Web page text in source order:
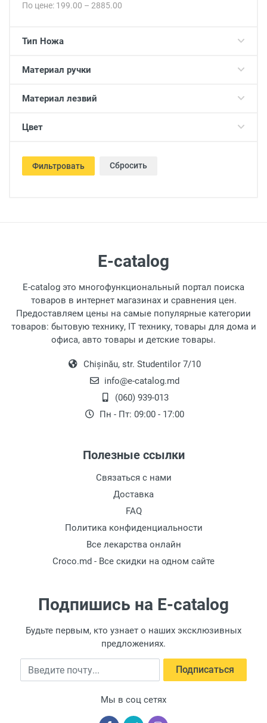
По цене: 199.00 – 2885.00
Тип Ножа
Материал ручки
Материал лезвий
Цвет
Фильтровать Сбросить
E-catalog
E-catalog это многофункциональный портал поиска
товаров в интернет магазинах и сравнения цен.
Предоставляем цены на самые популярные категории
товаров: бытовую технику, IT технику, товары для дома и
офиса, авто товары и детские товары.
Chișinău, str. Studentilor 7/10
info@e-catalog.md
(060) 939-013
Пн - Пт: 09:00 - 17:00
Полезные ссылки
Связаться с нами
Доставка
FAQ
Политика конфиденциальности
Все лекарства онлайн
Croco.md - Все скидки на одном сайте
Подпишись на E-catalog
Будьте первым, кто узнает о наших эксклюзивных
предложениях.
Введите почту Подписаться
Мы в соц сетях